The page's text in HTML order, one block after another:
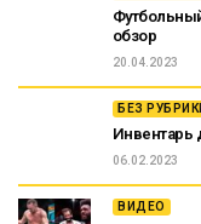
обзор
20.04.2023
БЕЗ
Инвентарь
06.02.2023
ВИДЕО